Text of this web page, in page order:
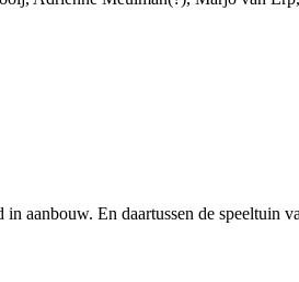
aanbouw. En daartussen de speeltuin